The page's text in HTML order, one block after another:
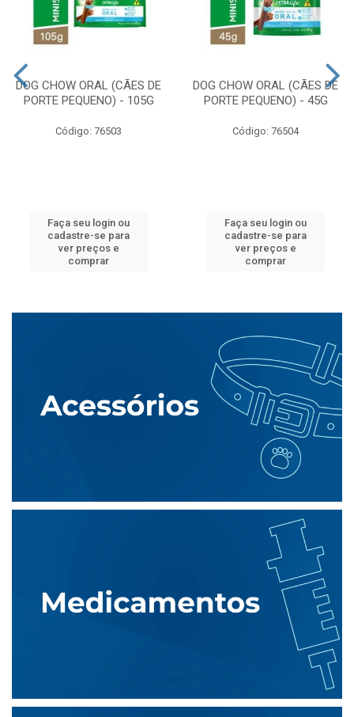
DOG CHOW ORAL (CÃES DE
PORTE PEQUENO) - 105G
Código: 76503
Faça seu login ou
cadastre-se para
ver preços e
comprar
DOG CHOW ORAL (CÃES DE
PORTE PEQUENO) - 45G
Código: 76504
Faça seu login ou
cadastre-se para
ver preços e
comprar